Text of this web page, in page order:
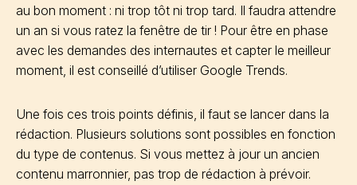
au bon moment : ni trop tôt ni trop tard. Il faudra attendre
un an si vous ratez la fenêtre de tir ! Pour être en phase
avec les demandes des internautes et capter le meilleur
moment, il est conseillé d’utiliser Google Trends.
Une fois ces trois points définis, il faut se lancer dans la
rédaction. Plusieurs solutions sont possibles en fonction
du type de contenus. Si vous mettez à jour un ancien
contenu marronnier, pas trop de rédaction à prévoir.